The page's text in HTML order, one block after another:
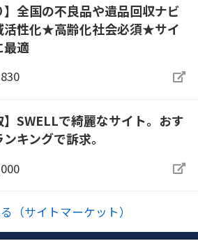
】全国の不良品や遺品回収ナビ
性化★高齢化社会必須★サイ
最適
】SWELLで綺麗なサイト。おす
キングで訴求。
（サイトマーケット）